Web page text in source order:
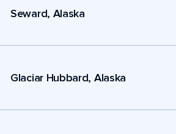
Seward, Alaska
Glaciar Hubbard, Alaska